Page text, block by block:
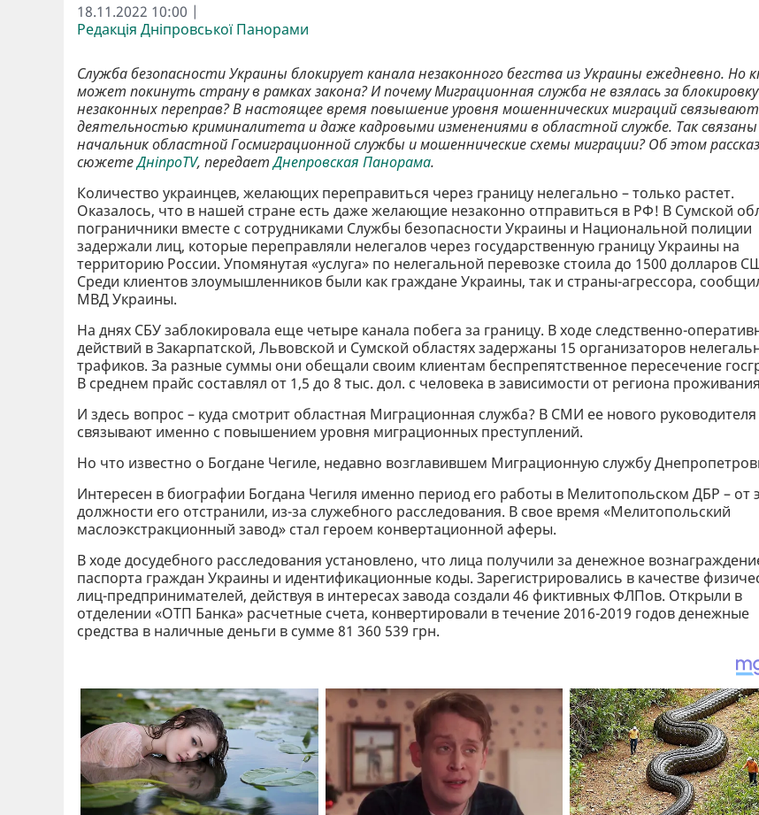
18.11.2022 10:00 |
Редакція Дніпровської Панорами
Служба безопасности Украины блокирует канала незаконного бегства из Украины ежедневно. Но
может покинуть страну в рамках закона? И почему Миграционная служба не взялась за блокировку
незаконных переправ? В настоящее время повышение уровня мошеннических миграций
деятельностью криминалитета и даже кадровыми изменениями в областной службе. Так
начальник областной Госмиграционной службы и мошеннические схемы миграции? Об этом
сюжетеДніпроTV, передаетДнепровская Панорама.
Количество украинцев, желающих переправиться через границу нелегально – только растет.
Оказалось, что в нашей стране есть даже желающие незаконно отправиться в РФ! В Сумской
пограничники вместе с сотрудниками Службы безопасности Украины и Национальной полиции
задержали лиц, которые переправляли нелегалов через государственную границу Украины на
территорию России. Упомянутая «услуга» по нелегальной перевозке стоила до 1500 долларов
Среди клиентов злоумышленников были как граждане Украины, так и страны-агрессора,
МВД Украины.
На днях СБУ заблокировала еще четыре канала побега за границу. В ходе следственно-
действий в Закарпатской, Львовской и Сумской областях задержаны 15 организаторов
трафиков. За разные суммы они обещали своим клиентам беспрепятственное пересечение
В среднем прайс составлял от 1,5 до 8 тыс. дол. с человека в зависимости от региона
И здесь вопрос – куда смотрит областная Миграционная служба? В СМИ ее нового руководителя
связывают именно с повышением уровня миграционных преступлений.
Но что известно о Богдане Чегиле, недавно возглавившем Миграционную службу
Интересен в биографии Богдана Чегиля именно период его работы в Мелитопольском ДБР – от
должности его отстранили, из-за служебного расследования. В свое время «Мелитопольский
маслоэкстракционный завод» стал героем конвертационной аферы.
В ходе досудебного расследования установлено, что лица получили за денежное
паспорта граждан Украины и идентификационные коды. Зарегистрировались в качестве
лиц-предпринимателей, действуя в интересах завода создали 46 фиктивных ФЛПов. Открыли в
отделении «ОТП Банка» расчетные счета, конвертировали в течение 2016-2019 годов денежные
средства в наличные деньги в сумме 81 360 539 грн.